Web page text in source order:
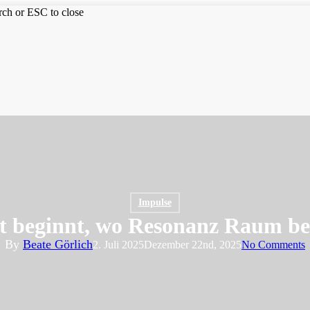
or ESC to close
Impulse
beginnt, wo Resonanz Raum
By Beate Görlich2. Juli 2025Dezember 22nd, 2025No Comments